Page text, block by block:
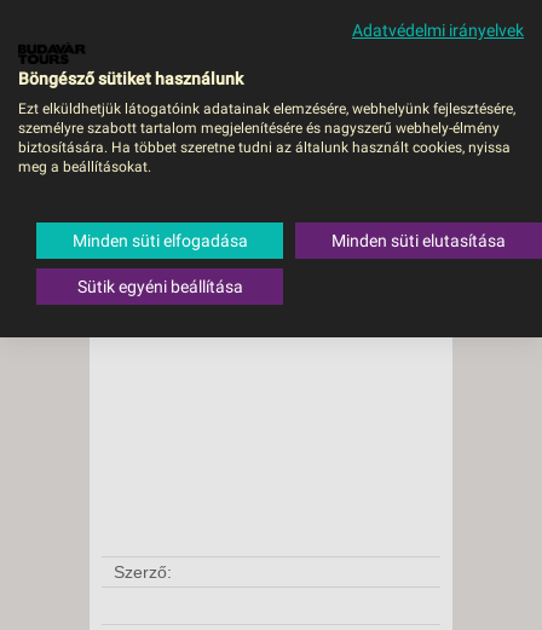
MENÜ
Szerző:
Adatvédelmi irányelvek
Böngésző sütiket használunk
Ezt elküldhetjük látogatóink adatainak elemzésére, webhelyünk fejlesztésére,
személyre szabott tartalom megjelenítésére és nagyszerű webhely-élmény
biztosítására. Ha többet szeretne tudni az általunk használt cookies, nyissa
meg a beállításokat.
Minden süti elfogadása Minden süti elutasítása
Sütik egyéni beállítása